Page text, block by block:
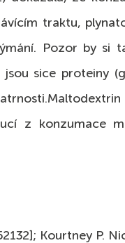
traktu,
Pozor by si
sice proteiny
z konzumace
Kourtney P.